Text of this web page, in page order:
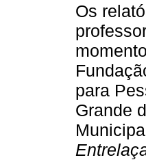
Os
para
Grande